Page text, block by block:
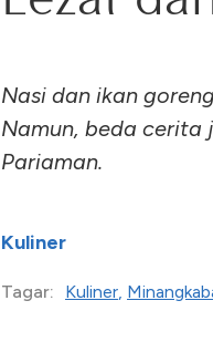
Nasi dan ikan
Namun, beda cerita
Pariaman.
Kuliner
Tagar: Kuliner